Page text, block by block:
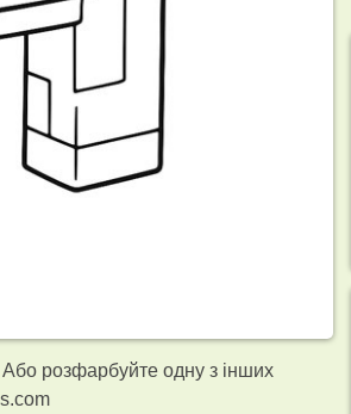
розфарбуйте одну з інших